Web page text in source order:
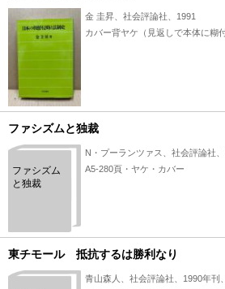
金 圭昇、社会評論社、1991
カバー背ヤケ（見返しで本体に糊
ファシズムと独裁
ファシズム
と独裁
N・プーランツァス、社会評論社
A5-280頁・ヤケ・カバー
東チモール 抵抗するは勝利なり
青山森人、社会評論社、1990年刊